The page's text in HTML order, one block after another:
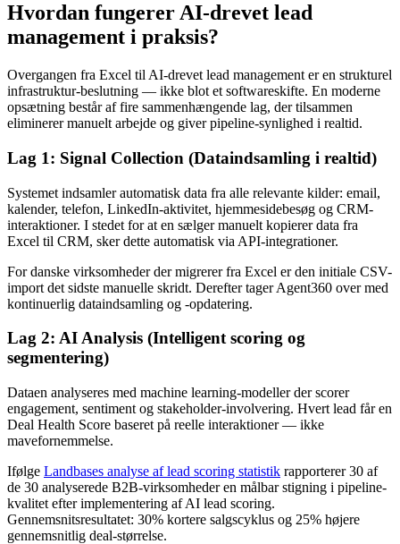
Hvordan fungerer AI-drevet lead
management i praksis?
Overgangen fra Excel til AI-drevet lead management er en strukturel
infrastruktur-beslutning — ikke blot et softwareskifte. En moderne
opsætning består af fire sammenhængende lag, der tilsammen
eliminerer manuelt arbejde og giver pipeline-synlighed i realtid.
Lag 1: Signal Collection (Dataindsamling i realtid)
Systemet indsamler automatisk data fra alle relevante kilder: email,
kalender, telefon, LinkedIn-aktivitet, hjemmesidebesøg og CRM-
interaktioner. I stedet for at en sælger manuelt kopierer data fra
Excel til CRM, sker dette automatisk via API-integrationer.
For danske virksomheder der migrerer fra Excel er den initiale CSV-
import det sidste manuelle skridt. Derefter tager Agent360 over med
kontinuerlig dataindsamling og -opdatering.
Lag 2: AI Analysis (Intelligent scoring og
segmentering)
Dataen analyseres med machine learning-modeller der scorer
engagement, sentiment og stakeholder-involvering. Hvert lead får en
Deal Health Score baseret på reelle interaktioner — ikke
mavefornemmelse.
Ifølge Landbases analyse af lead scoring statistik rapporterer 30 af
de 30 analyserede B2B-virksomheder en målbar stigning i pipeline-
kvalitet efter implementering af AI lead scoring.
Gennemsnitsresultatet: 30% kortere salgscyklus og 25% højere
gennemsnitlig deal-størrelse.